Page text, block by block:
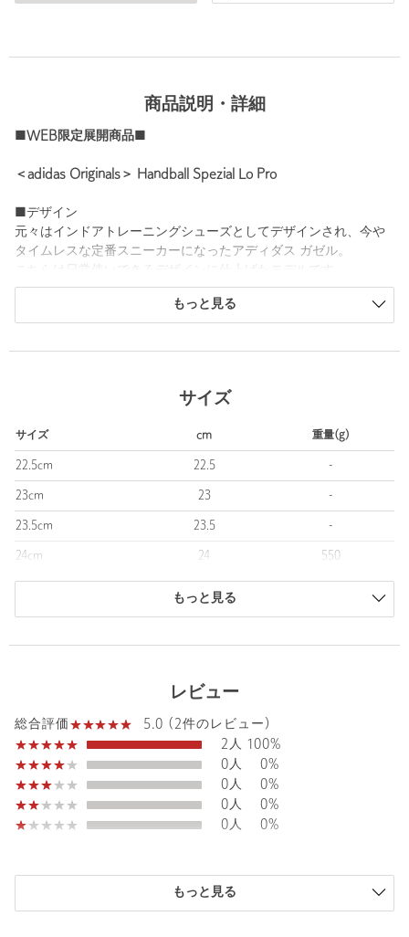
商品説明・詳細
■WEB限定展開商品■
＜adidas Originals＞ Handball Spezial Lo Pro
■デザイン
元々はインドアトレーニングシューズとしてデザインされ、今や
タイムレスな定番スニーカーになったアディダス ガゼル。
ソフトなスエードを使ったアッパーに、ワードローブのどんなア
■素材
天然皮革/合成皮革/ゴム底
■メーカー品番：IH5484
＜adidas Originals＞は、＜adidas＞の豊かなスポーツの伝統にイ
＜adidas＞の歴史を継承しながら、スポーツにおける信念や創造
ンボルマークに、クリエイティブ な人々に支持されているアディ
ェアブランドのパイオニアとして道を切り開き続けます。
【注意事項】
※一定期間経過後に店舗で販売する可能性がございます。
※商品画像は、光の当たり具合やパソコンなどの閲覧環境によ
もっと見る
サイズ
サイズ cm 重量(g)
22.5cm 22.5 -
23cm 23 -
23.5cm 23.5 -
24cm 24 550
25cm 25 -
商品は、独自の採寸方法により採寸されています。
もっと見る
レビュー
総合評価
5.0 (2件のレビュー)
2人 100%
0人
0%
0人
0%
0人
0%
0人
0%
もっと見る